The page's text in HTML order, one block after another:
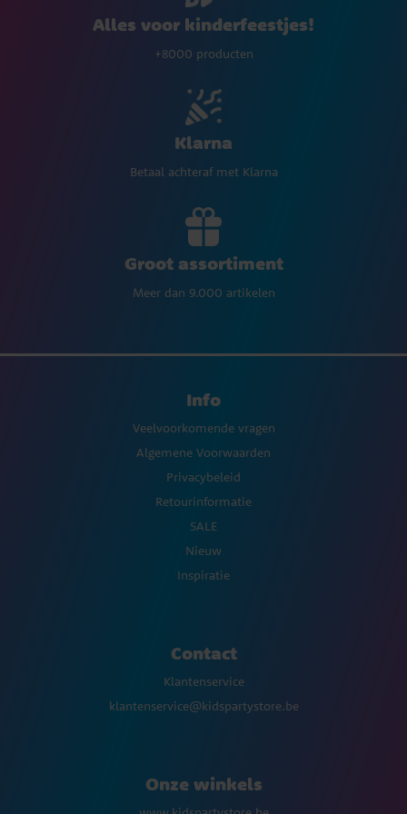
Alles voor kinderfeestjes!
+8000 producten
Klarna
Betaal achteraf met Klarna
Groot assortiment
Meer dan 9.000 artikelen
Info
Veelvoorkomende vragen
Algemene Voorwaarden
Privacybeleid
Retourinformatie
SALE
Nieuw
Inspiratie
Contact
Klantenservice
klantenservice@kidspartystore.be
Onze winkels